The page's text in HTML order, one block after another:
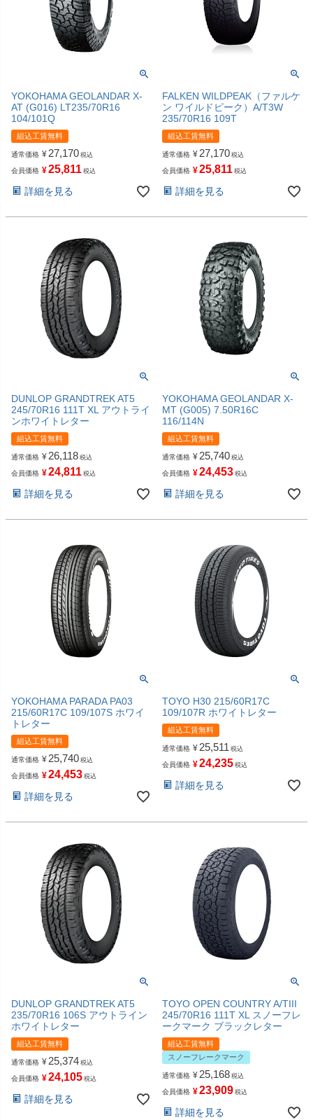
YOKOHAMA GEOLANDAR X-
AT (G016) LT235/70R16
104/101Q
組込工賃無料
通常価格 ¥ 27,170 税込
会員価格 ¥25,811 税込
詳細を見る
FALKEN WILDPEAK（ファルケ
ン ワイルドピーク）A/T3W
235/70R16 109T
組込工賃無料
通常価格 ¥ 27,170 税込
会員価格 ¥25,811 税込
詳細を見る
DUNLOP GRANDTREK AT5
245/70R16 111T XL アウトライ
ンホワイトレター
組込工賃無料
通常価格 ¥ 26,118 税込
会員価格 ¥24,811 税込
詳細を見る
YOKOHAMA GEOLANDAR X-
MT (G005) 7.50R16C
116/114N
組込工賃無料
通常価格 ¥ 25,740 税込
会員価格 ¥24,453 税込
詳細を見る
YOKOHAMA PARADA PA03
215/60R17C 109/107S ホワイ
トレター
組込工賃無料
通常価格 ¥ 25,740 税込
会員価格 ¥24,453 税込
詳細を見る
TOYO H30 215/60R17C
109/107R ホワイトレター
組込工賃無料
通常価格 ¥ 25,511 税込
会員価格 ¥24,235 税込
詳細を見る
DUNLOP GRANDTREK AT5
235/70R16 106S アウトライン
ホワイトレター
組込工賃無料
通常価格 ¥ 25,374 税込
会員価格 ¥24,105 税込
詳細を見る
TOYO OPEN COUNTRY A/TIII
245/70R16 111T XL スノーフレ
ークマーク ブラックレター
組込工賃無料
スノーフレークマーク
通常価格 ¥ 25,168 税込
会員価格 ¥23,909 税込
詳細を見る